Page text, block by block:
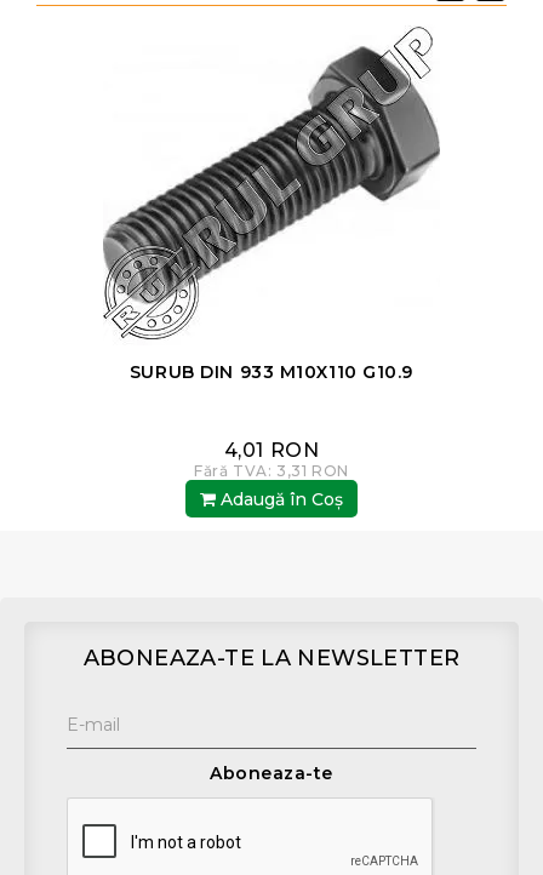
SURUB DIN 933 M10X110 G10.9
4,01 RON
Fără TVA: 3,31 RON
Adaugă în Coş
ABONEAZA-TE LA NEWSLETTER
Aboneaza-te